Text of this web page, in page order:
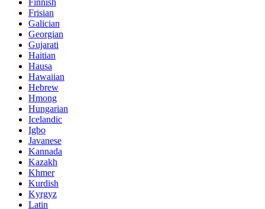
Frisian
Galician
Georgian
Gujarati
Haitian
Hausa
Hawaiian
Hebrew
Hmong
Hungarian
Icelandic
Igbo
Javanese
Kannada
Kazakh
Khmer
Kurdish
Kyrgyz
Latin